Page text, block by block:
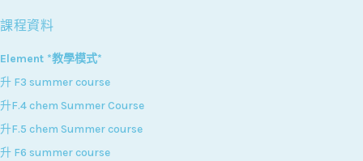
課程資料
Element *教學模式*
升 F3 summer course
升F.4 chem Summer Course
升F.5 chem Summer course
升 F6 summer course